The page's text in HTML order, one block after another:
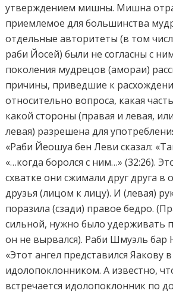
утверждением мишны. Мишна
приемлемое для большинства
отдельные авторитеты (в том
раби Йосей) были не согласны с
поколения мудрецов (амораи)
причины, приведшие к
относительно вопроса, какая
какой стороны (правая и левая,
левая) разрешена для
«Раби Йеошуа бен Леви сказал:
«…когда боролся с ним…» (32:26).
схватке они сжимали друг друга в
друзья (лицом к лицу). И (левая)
поразила (сзади) правое бедро.
сильной, нужно было удерживать
он не вырвался). Раби Шмуэль бар
«Этот ангел представился Яакову
идолопоклонником. А известно,
встречается идолопоклонник по